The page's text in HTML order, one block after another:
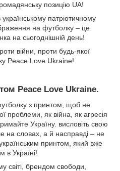
позицію UA!
патріотичному
на футболку – це
на сьогоднішній день!
війни, проти будь-якої
Peace Love Ukraine!
Peace Love Ukraine.
з принтом, щоб не
проблеми, як війна, як агресія
Україну. висловіть свою
на словах, а й насправді – не
принтом, який вже
в Україні!
світі, брендом свободи,